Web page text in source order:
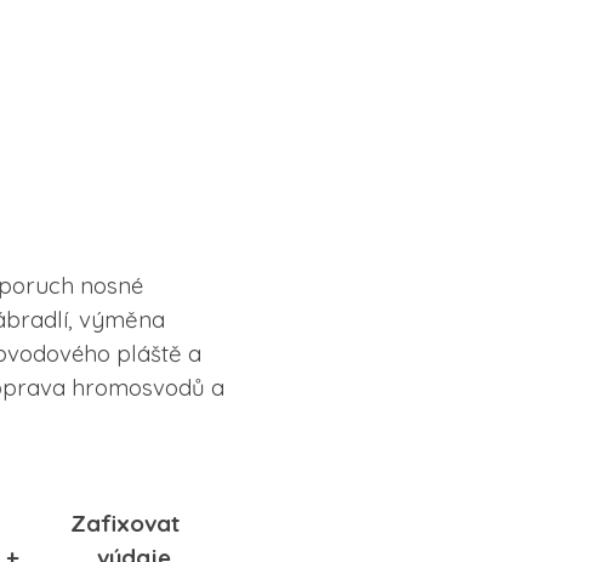
nosné
výměna
pláště a
hromosvodů a
Zafixovat